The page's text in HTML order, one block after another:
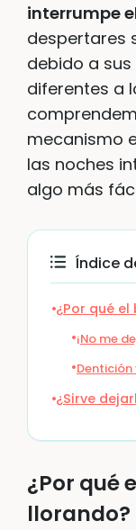
interrumpe
despertares
debido a
diferentes a
mecanismo
las noches
algo más
Índice
¿Por qué
¡No me
¿Sirve
¿Por qué
llorando?